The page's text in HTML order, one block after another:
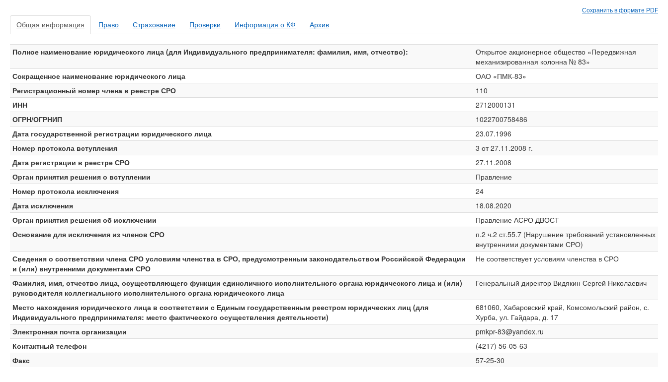
Сохранить в формате PDF
Общая информация Право Страхование Проверки Информация о КФ Архив
Полное наименование юридического лица (для Индивидуального предпринимателя: фамилия, имя, отчество):
Открытое акционерное общество «Передвижная
механизированная колонна № 83»
Сокращенное наименование юридического лица
ОАО «ПМК-83»
Регистрационный номер члена в реестре СРО
110
ИНН
2712000131
ОГРН/ОГРНИП
1022700758486
Дата государственной регистрации юридического лица
23.07.1996
Номер протокола вступления
3 от 27.11.2008 г.
Дата регистрации в реестре СРО
27.11.2008
Орган принятия решения о вступлении
Правление
Номер протокола исключения
24
Дата исключения
18.08.2020
Орган принятия решения об исключении
Правление АСРО ДВОСТ
Основание для исключения из членов СРО
п.2 ч.2 ст.55.7 (Нарушение требований установленных
внутренними документами СРО)
Сведения о соответствии члена СРО условиям членства в СРО, предусмотренным законодательством Российской Федерации
и (или) внутренними документами СРО
Не соответствует условиям членства в СРО
Фамилия, имя, отчество лица, осуществляющего функции единоличного исполнительного органа юридического лица и (или)
руководителя коллегиального исполнительного органа юридического лица
Генеральный директор Видякин Сергей Николаевич
Место нахождения юридического лица в соответствии с Единым государственным реестром юридических лиц (для
Индивидуального предпринимателя: место фактического осуществления деятельности)
681060, Хабаровский край, Комсомольский район, с.
Хурба, ул. Гайдара, д. 17
Электронная почта организации
pmkpr-83@yandex.ru
Контактный телефон
(4217) 56-05-63
Факс
57-25-30